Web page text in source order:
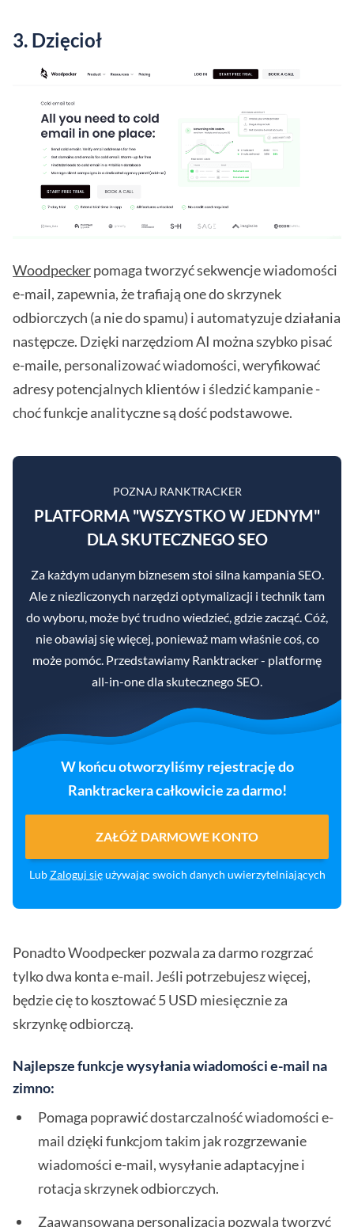
3. Dzięcioł
Woodpeckerpomaga tworzyć sekwencje wiadomości
e-mail, zapewnia, że trafiają one do skrzynek
odbiorczych (a nie do spamu) i automatyzuje działania
następcze. Dzięki narzędziom AI można szybko pisać
e-maile, personalizować wiadomości, weryfikować
adresy potencjalnych klientów i śledzić kampanie -
choć funkcje analityczne są dość podstawowe.
POZNAJ RANKTRACKER
PLATFORMA "WSZYSTKO W JEDNYM"
DLA SKUTECZNEGO SEO
Za każdym udanym biznesem stoi silna kampania SEO.
Ale z niezliczonych narzędzi optymalizacji i technik tam
do wyboru, może być trudno wiedzieć, gdzie zacząć. Cóż,
nie obawiaj się więcej, ponieważ mam właśnie coś, co
może pomóc. Przedstawiamy Ranktracker - platformę
all-in-one dla skutecznego SEO.
W końcu otworzyliśmy rejestrację do
Ranktrackera całkowicie za darmo!
ZAŁÓŻ DARMOWE KONTO
LubZaloguj sięużywając swoich danych uwierzytelniających
Ponadto Woodpecker pozwala za darmo rozgrzać
tylko dwa konta e-mail. Jeśli potrzebujesz więcej,
będzie cię to kosztować 5 USD miesięcznie za
skrzynkę odbiorczą.
Najlepsze funkcje wysyłania wiadomości e-mail na
zimno:
Pomaga poprawić dostarczalność wiadomości e-
mail dzięki funkcjom takim jak rozgrzewanie
wiadomości e-mail, wysyłanie adaptacyjne i
rotacja skrzynek odbiorczych.
Zaawansowana personalizacja pozwala tworzyć